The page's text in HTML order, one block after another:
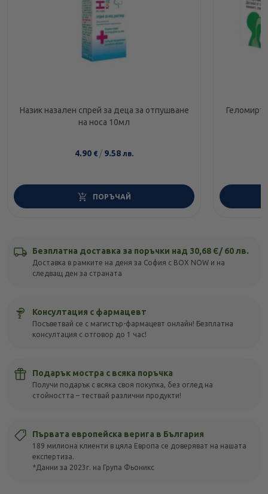
Назик назален спрей за деца за отпушване
на носа 10мл
4.90 € / 9.58 лв.
ПОРЪЧАЙ
Безплатна доставка за поръчки над 30,68 Є/ 60 лв.
Доставка в рамките на деня за София с BOX NOW и на
следващ ден за страната
Консултация с фармацевт
Посъветвай се с магистър-фармацевт онлайн! Безплатна
консултация с отговор до 1 час!
Подарък мостра с всяка поръчка
Получи подарък с всяка своя покупка, без оглед на
стойността – тествай различни продукти!
Първата европейска верига в България
189 милиона клиенти в цяла Европа се доверяват на нашата
експертиза.
*Данни за 2023г. на Група Фьоникс